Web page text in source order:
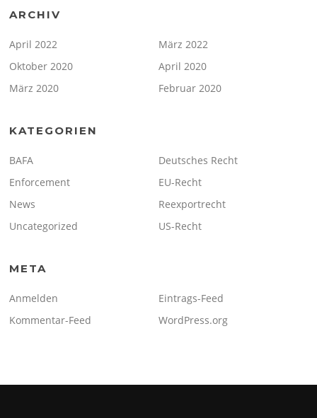
ARCHIV
April 2022
März 2022
Oktober 2020
April 2020
März 2020
Februar 2020
KATEGORIEN
BAFA
Deutsches Recht
Enforcement
EU-Recht
News
Reexportrecht
Uncategorized
US-Recht
META
Anmelden
Eintrags-Feed
Kommentar-Feed
WordPress.org